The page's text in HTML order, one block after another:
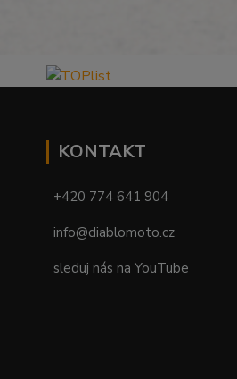
KONTAKT
+420 774 641 904
info@diablomoto.cz
sleduj nás na YouTube